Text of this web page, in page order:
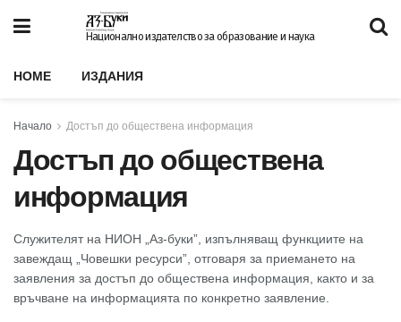
Национално издателство за образование и наука
HOME ИЗДАНИЯ
Начало Достъп до обществена информация
Достъп до обществена
информация
Служителят на НИОН „Аз-буки”, изпълняващ функциите на
завеждащ „Човешки ресурси”, отговаря за приемането на
заявления за достъп до обществена информация, както и за
връчване на информацията по конкретно заявление.